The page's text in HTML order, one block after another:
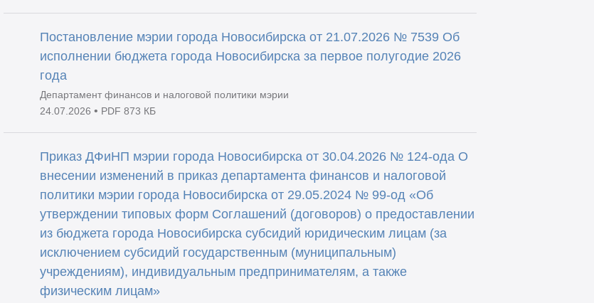
Постановление мэрии города Новосибирска от 21.07.2026 № 7539 Об
исполнении бюджета города Новосибирска за первое полугодие 2026
года
Департамент финансов и налоговой политики мэрии
24.07.2026 • PDF 873 КБ
Приказ ДФиНП мэрии города Новосибирска от 30.04.2026 № 124-ода О
внесении изменений в приказ департамента финансов и налоговой
политики мэрии города Новосибирска от 29.05.2024 № 99-од «Об
утверждении типовых форм Соглашений (договоров) о предоставлении
из бюджета города Новосибирска субсидий юридическим лицам (за
исключением субсидий государственным (муниципальным)
учреждениям), индивидуальным предпринимателям, а также
физическим лицам»